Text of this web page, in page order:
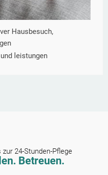
Hausbesuch,
leistungen
24-Stunden-Pflege
Betreuen.